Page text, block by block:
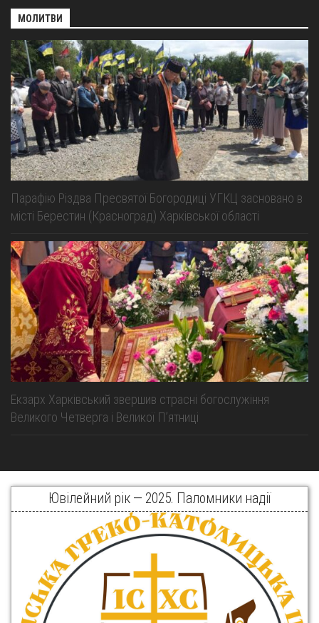
МОЛИТВИ
Парафію Різдва Пресвятої Богородиці УГКЦ засновано в
місті Берестин (Красноград) Харківської області
Екзарх Харківський звершив страсні богослужіння
Великого Четверга і Великої Пʼятниці
Ювілейний рік — 2025. Паломники надії